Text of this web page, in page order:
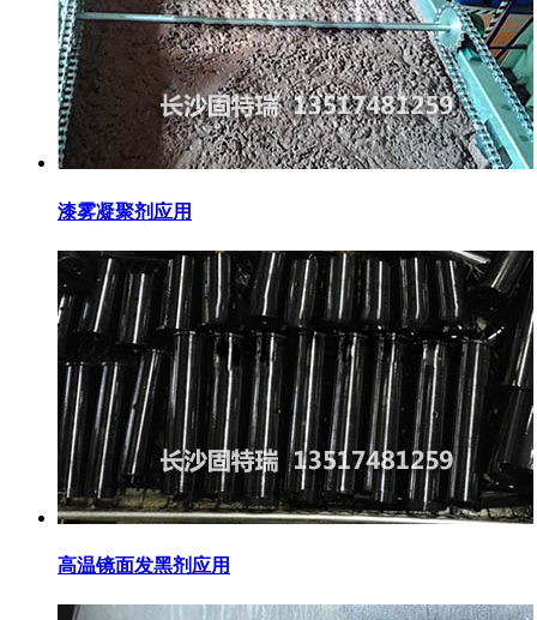
漆雾凝聚剂应用
高温镜面发黑剂应用